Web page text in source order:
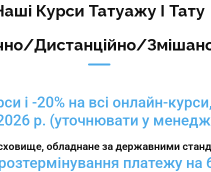
Курси Татуажу І Тату
Дистанційно/
і -20% на всі онлайн-
р. (уточнювати у
обладнане за державними
платежу на